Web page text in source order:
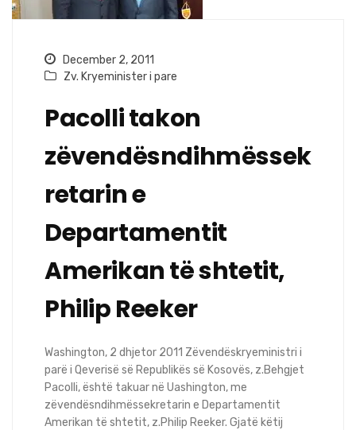
December 2, 2011
Zv. Kryeminister i pare
Pacolli takon
zëvendësndihmëssek
retarin e
Departamentit
Amerikan të shtetit,
Philip Reeker
Washington, 2 dhjetor 2011 Zëvendëskryeministri i
parë i Qeverisë së Republikës së Kosovës, z.Behgjet
Pacolli, është takuar në Uashington, me
zëvendësndihmëssekretarin e Departamentit
Amerikan të shtetit, z.Philip Reeker. Gjatë këtij